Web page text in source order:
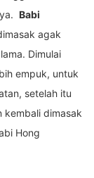
Babi
agak
Dimulai
empuk, untuk
setelah itu
kembali dimasak
Hong